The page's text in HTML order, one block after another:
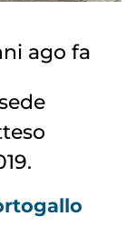
ago fa